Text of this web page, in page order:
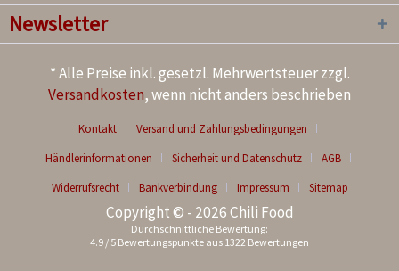
Newsletter
* Alle Preise inkl. gesetzl. Mehrwertsteuer zzgl.
Versandkosten, wenn nicht anders beschrieben
Kontakt
Versand und Zahlungsbedingungen
Händlerinformationen
Sicherheit und Datenschutz
AGB
Widerrufsrecht
Bankverbindung Impressum Sitemap
Copyright © - 2026 Chili Food
Durchschnittliche Bewertung:
4.9 / 5 Bewertungspunkte aus 1322 Bewertungen